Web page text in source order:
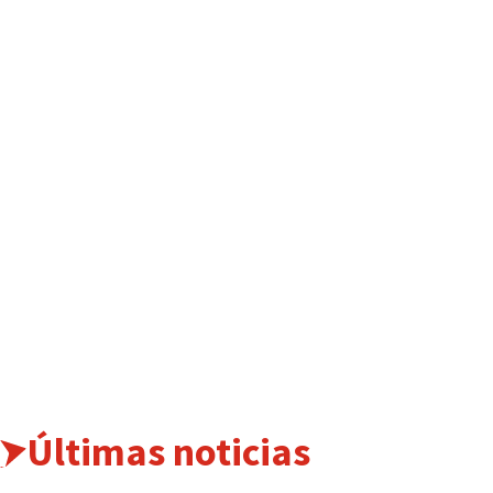
Últimas noticias